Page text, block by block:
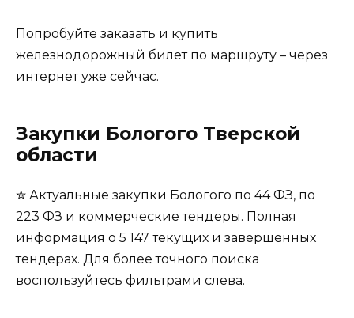
Попробуйте заказать и купить
железнодорожный билет по маршруту – через
интернет уже сейчас.
Закупки Бологого Тверской
области
✮ Актуальные закупки Бологого по 44 ФЗ, по
223 ФЗ и коммерческие тендеры. Полная
информация о 5 147 текущих и завершенных
тендерах. Для более точного поиска
воспользуйтесь фильтрами слева.